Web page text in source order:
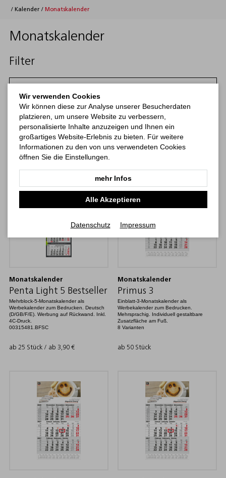
/ Kalender / Monatskalender
Monatskalender
Filter
Kategorien
Kalender Notizbücher Haftnotizen Print-Werbemittel
Monatskalender
Penta Light 5 Bestseller
Mehrblock-5-Monatskalender als
Werbekalender zum Bedrucken. Deutsch
(D/GB/F/E). Werbung auf Rückwand. Inkl.
4C-Druck.
00315481.BFSC
ab 25 Stück / ab 3,90 €
Monatskalender
Primus 3
Einblatt-3-Monatskalender als
Werbekalender zum Bedrucken.
Mehrsprachig. Individuell gestaltbare
Zusatzfläche am Fuß.
8 Varianten
ab 50 Stück
Wir verwenden Cookies
Wir können diese zur Analyse unserer Besucherdaten
platzieren, um unsere Website zu verbessern,
personalisierte Inhalte anzuzeigen und Ihnen ein
großartiges Website-Erlebnis zu bieten. Für weitere
Informationen zu den von uns verwendeten Cookies
öffnen Sie die Einstellungen.
mehr Infos
Alle Akzeptieren
Datenschutz Impressum